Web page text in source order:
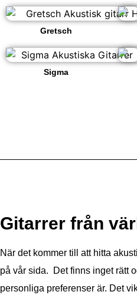
Gretsch
Sigma
Gitarrer från
När det kommer till att hitta
på vår sida. Det finns inget rätt
personliga preferenser är. Det